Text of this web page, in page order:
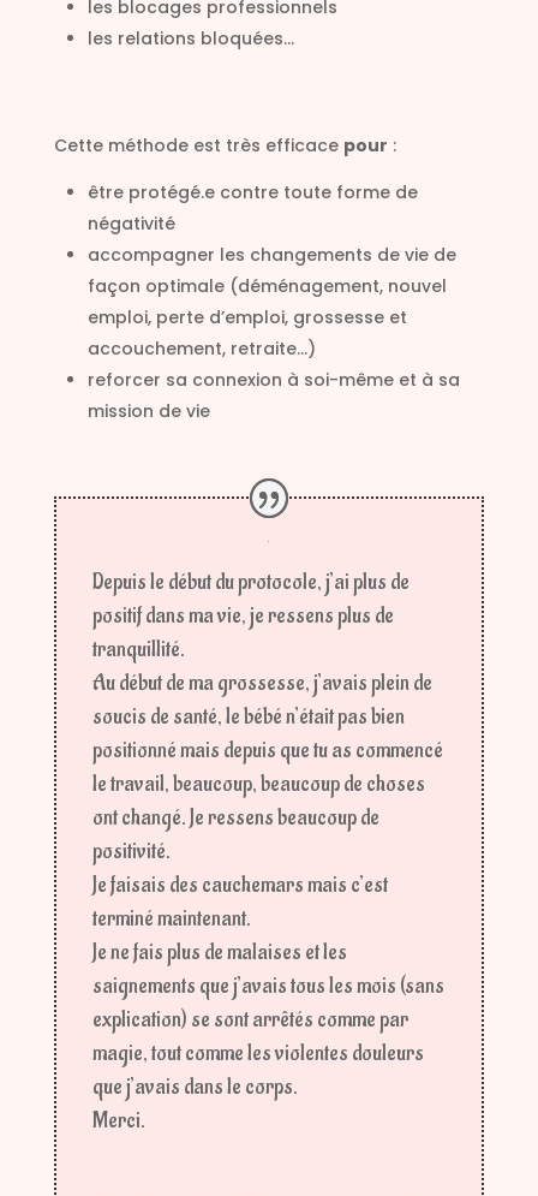
les blocages professionnels
les relations bloquées…
Cette méthode est très efficace pour :
être protégé.e contre toute forme de
négativité
accompagner les changements de vie de
façon optimale (déménagement, nouvel
emploi, perte d’emploi, grossesse et
accouchement, retraite…)
reforcer sa connexion à soi-même et à sa
mission de vie
Depuis le début du protocole, j’ai plus de
positif dans ma vie, je ressens plus de
tranquillité.
Au début de ma grossesse, j’avais plein de
soucis de santé, le bébé n’était pas bien
positionné mais depuis que tu as commencé
le travail, beaucoup, beaucoup de choses
ont changé. Je ressens beaucoup de
positivité.
Je faisais des cauchemars mais c’est
terminé maintenant.
Je ne fais plus de malaises et les
saignements que j’avais tous les mois (sans
explication) se sont arrêtés comme par
magie, tout comme les violentes douleurs
que j’avais dans le corps.
Merci.